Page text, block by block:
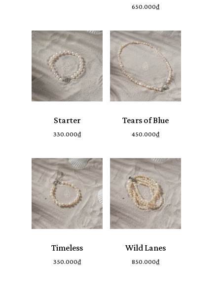
Chưa có sản phẩm
trong giỏ hàng.
Go To Shop
650.000₫
Starter
330.000₫
Tears of Blue
450.000₫
Timeless
350.000₫
Wild Lanes
850.000₫